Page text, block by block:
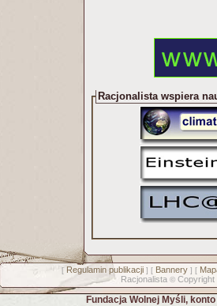
Racjonalista wspiera
[ Regulamin publikacji] [ Bannery] [
Racjonalista © Copyright
Fundacja Wolnej Myśli,